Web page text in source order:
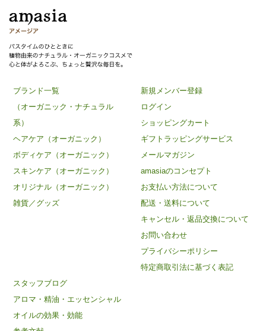
ブランド一覧
（オーガニック・ナチュラル
系）
ヘアケア（オーガニック）
ボディケア（オーガニック）
スキンケア（オーガニック）
オリジナル（オーガニック）
雑貨／グッズ
新規メンバー登録
ログイン
ショッピングカート
ギフトラッピングサービス
メールマガジン
amasiaのコンセプト
お支払い方法について
配送・送料について
キャンセル・返品交換について
お問い合わせ
プライバシーポリシー
特定商取引法に基づく表記
スタッフブログ
アロマ・精油・エッセンシャル
オイルの効果・効能